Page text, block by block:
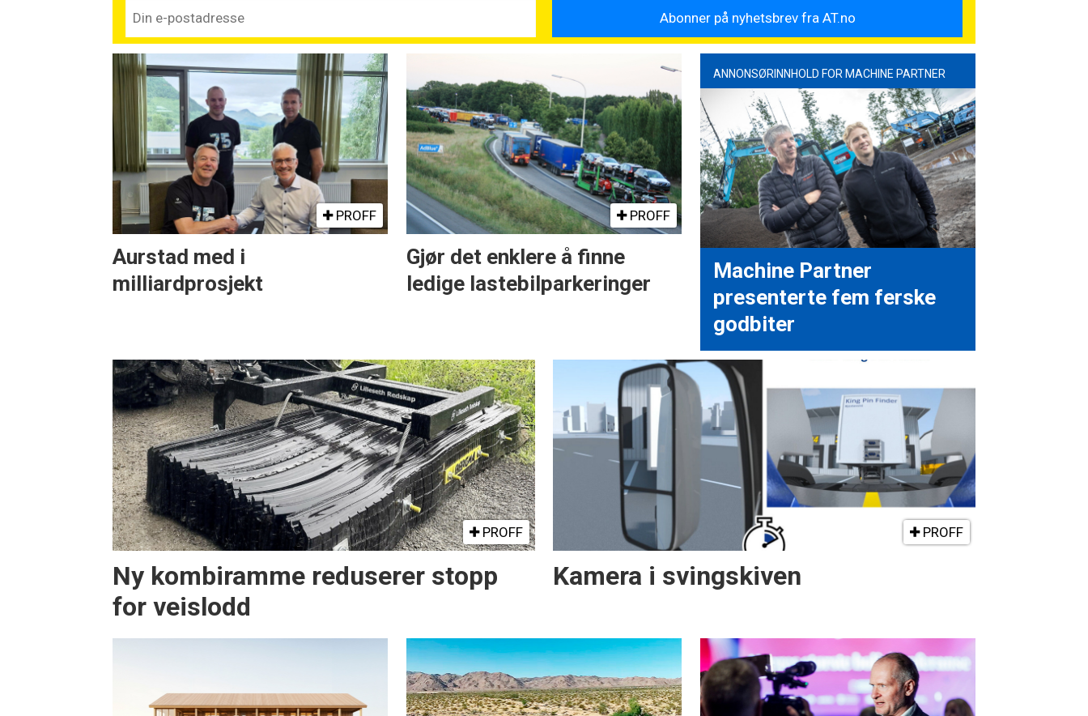
PROFF
Aurstad med i
milliardprosjekt
PROFF
Gjør det enklere å finne
ledige lastebilparkeringer
ANNONSØRINNHOLD FOR MACHINE PARTNER
Machine Partner
presenterte fem ferske
godbiter
PROFF
Ny kombiramme reduserer stopp
for veislodd
PROFF
Kamera i svingskiven